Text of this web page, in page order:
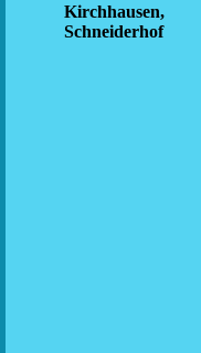
Kirchhausen,
Schneiderhof